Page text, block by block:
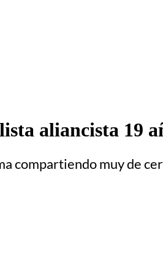
aliancista 19
compartiendo muy de